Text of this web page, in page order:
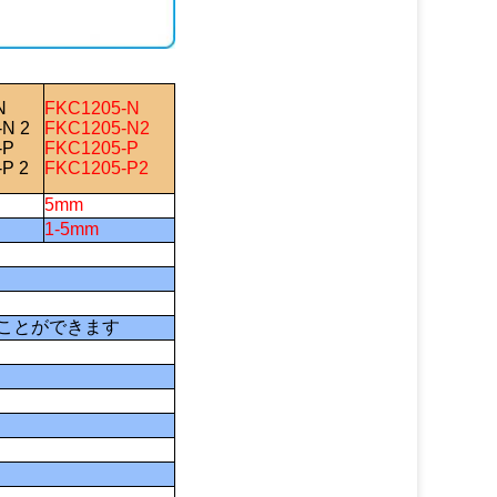
2
2
FKC1205-N
FKC1205-N2
FKC1205-P
FKC1205-P2
5mm
1-5mm
とができます